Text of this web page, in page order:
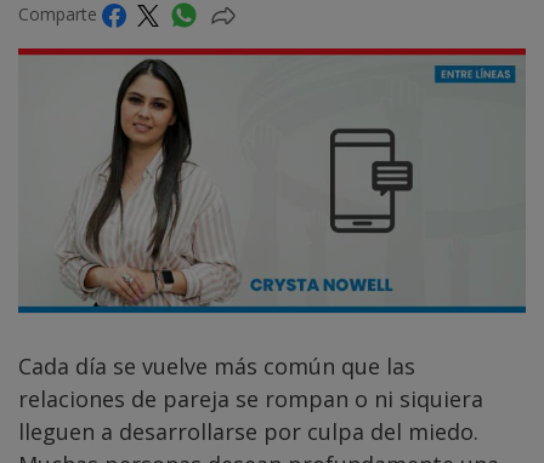
Comparte
Cada día se vuelve más común que las
relaciones de pareja se rompan o ni siquiera
lleguen a desarrollarse por culpa del miedo.